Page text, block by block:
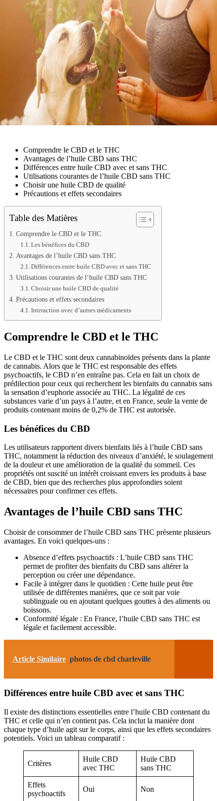
Comprendre le CBD et le THC
Avantages de l’huile CBD sans THC
Différences entre huile CBD avec et sans THC
Utilisations courantes de l’huile CBD sans THC
Choisir une huile CBD de qualité
Précautions et effets secondaires
Table des Matières
Comprendre le CBD et le THC
Les bénéfices du CBD
Avantages de l’huile CBD sans THC
Différences entre huile CBD avec et sans THC
Utilisations courantes de l’huile CBD sans THC
Choisir une huile CBD de qualité
Précautions et effets secondaires
Interaction avec d’autres médicaments
Comprendre le CBD et le THC
Le CBD et le THC sont deux cannabinoïdes présents dans la plante
de cannabis. Alors que le THC est responsable des effets
psychoactifs, le CBD n’en entraîne pas. Cela en fait un choix de
prédilection pour ceux qui recherchent les bienfaits du cannabis sans
la sensation d’euphorie associée au THC. La légalité de ces
substances varie d’un pays à l’autre, et en France, seule la vente de
produits contenant moins de 0,2% de THC est autorisée.
Les bénéfices du CBD
Les utilisateurs rapportent divers bienfaits liés à l’huile CBD sans
THC, notamment la réduction des niveaux d’anxiété, le soulagement
de la douleur et une amélioration de la qualité du sommeil. Ces
propriétés ont suscité un intérêt croissant envers les produits à base
de CBD, bien que des recherches plus approfondies soient
nécessaires pour confirmer ces effets.
Avantages de l’huile CBD sans THC
Choisir de consommer de l’huile CBD sans THC présente plusieurs
avantages. En voici quelques-uns :
Absence d’effets psychoactifs : L’huile CBD sans THC
permet de profiter des bienfaits du CBD sans altérer la
perception ou créer une dépendance.
Facile à intégrer dans le quotidien : Cette huile peut être
utilisée de différentes manières, que ce soit par voie
sublinguale ou en ajoutant quelques gouttes à des aliments ou
boissons.
Conformité légale : En France, l’huile CBD sans THC est
légale et facilement accessible.
Article Similaire photos de cbd charleville
Différences entre huile CBD avec et sans THC
Il existe des distinctions essentielles entre l’huile CBD contenant du
THC et celle qui n’en contient pas. Cela inclut la manière dont
chaque type d’huile agit sur le corps, ainsi que les effets secondaires
potentiels. Voici un tableau comparatif :
Critères
Huile CBD
avec THC
Huile CBD
sans THC
Effets
psychoactifs
Oui Non